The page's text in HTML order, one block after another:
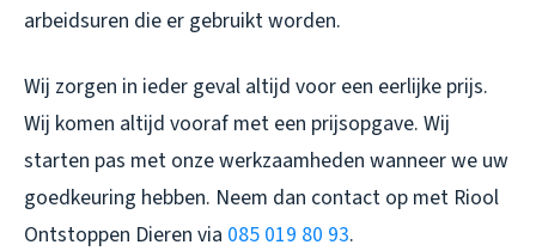
arbeidsuren die er gebruikt worden.
Wij zorgen in ieder geval altijd voor een eerlijke prijs.
Wij komen altijd vooraf met een prijsopgave. Wij
starten pas met onze werkzaamheden wanneer we uw
goedkeuring hebben. Neem dan contact op met Riool
Ontstoppen Dieren via 085 019 80 93.